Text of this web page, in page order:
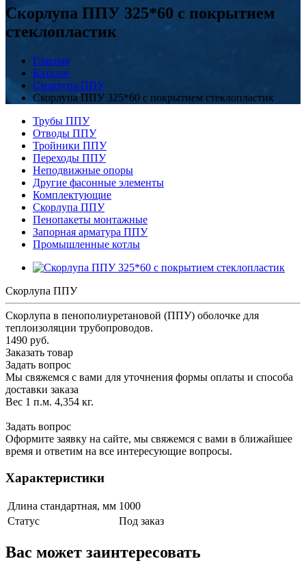
Скорлупа ППУ 325*60 с покрытием
стеклопластик
Главная
Каталог
Скорлупа ППУ
Скорлупа ППУ 325*60 с покрытием стеклопластик
Трубы ППУ
Отводы ППУ
Тройники ППУ
Переходы ППУ
Неподвижные опоры
Другие фасонные элементы
Комплектующие
Скорлупа ППУ
Пенопакеты монтажные
Запорная арматура ППУ
Промышленные котлы
Скорлупа ППУ
Скорлупа в пенополиуретановой (ППУ) оболочке для
теплоизоляции трубопроводов.
1490 руб.
Заказать товар
Задать вопрос
Мы свяжемся с вами для уточнения формы оплаты и способа
доставки заказа
Вес 1 п.м. 4,354 кг.
Задать вопрос
Оформите заявку на сайте, мы свяжемся с вами в ближайшее
время и ответим на все интересующие вопросы.
Характеристики
Длина стандартная, мм 1000
Статус
Под заказ
Вас может заинтересовать